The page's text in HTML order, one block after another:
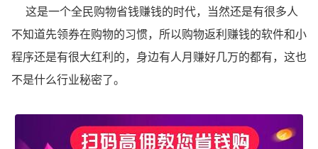
这是一个全民购物省钱赚钱的时代，当然还是有很多人
不知道先领券在购物的习惯，所以购物返利赚钱的软件和小
程序还是有很大红利的，身边有人月赚好几万的都有，这也
不是什么行业秘密了。